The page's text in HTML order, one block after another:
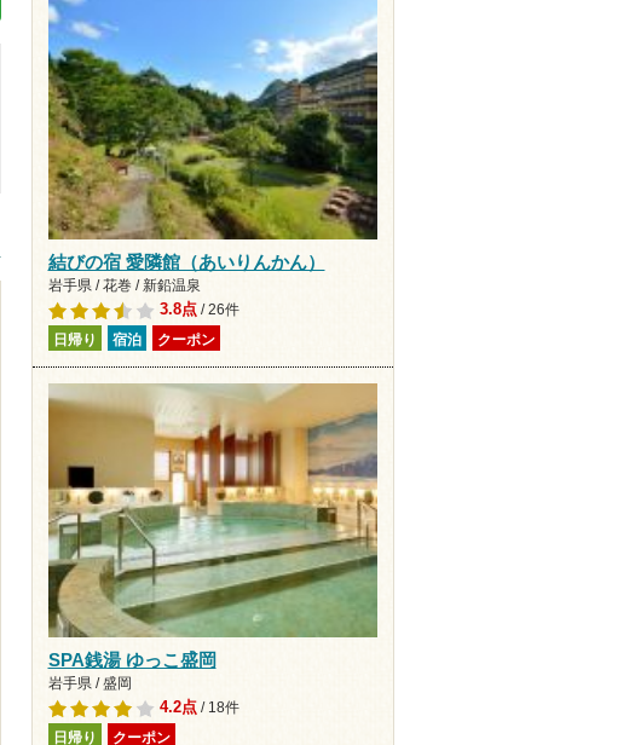
結びの宿 愛隣館（あいりんかん）
岩手県 / 花巻 / 新鉛温泉
3.8点/ 26件
日帰り 宿泊 クーポン
SPA銭湯 ゆっこ盛岡
岩手県 / 盛岡
4.2点/ 18件
日帰り クーポン